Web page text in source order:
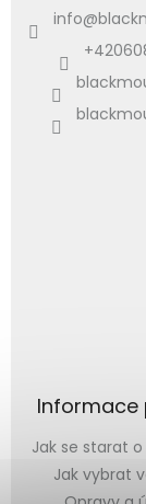
info@
Informace
Jak se starat
Jak vybrat